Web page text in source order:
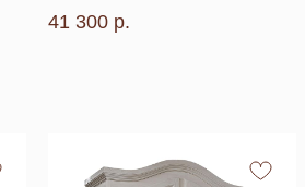
41 300 р.